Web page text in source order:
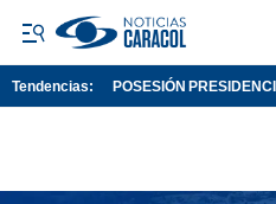
Tendencias: POSESIÓN